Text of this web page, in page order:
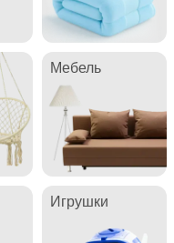
Мебель
Игрушки